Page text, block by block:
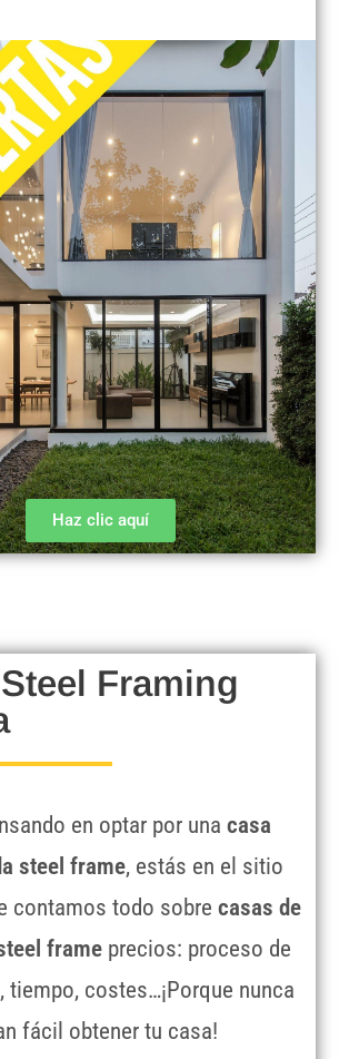
Haz clic aquí
Framing
en optar por una casa
steel frame, estás en el sitio
contamos todo sobre casas de
frame precios: proceso de
tiempo, costes…¡Porque nunca
fácil obtener tu casa!